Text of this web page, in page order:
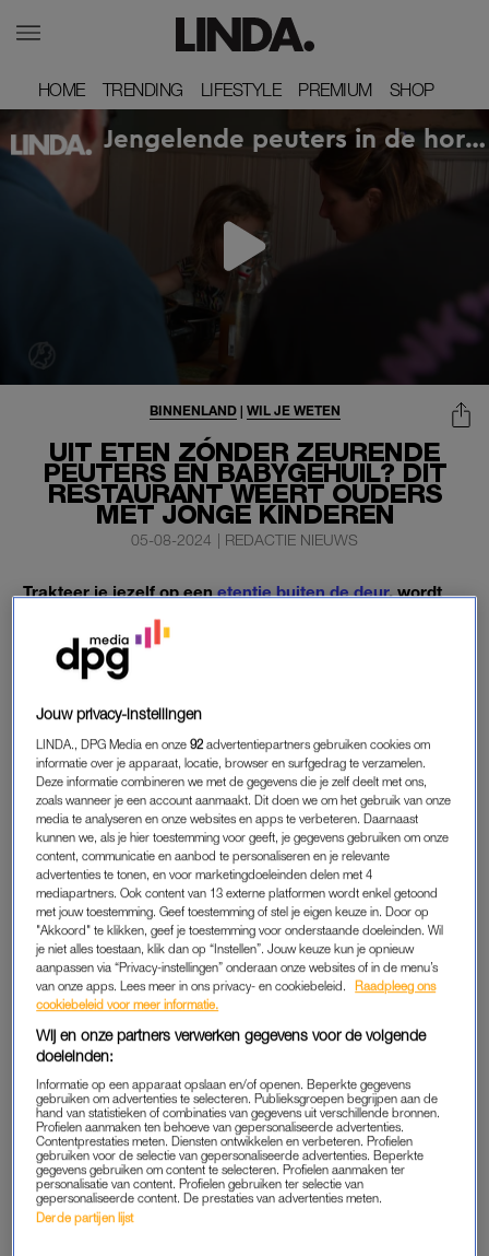
HOME
HOME TRENDING
TRENDING LIFESTYLE
LIFESTYLE PREMIUM
PREMIUM SHOP
SHOP
UIT ETEN ZÓNDER ZEURENDE
PEUTERS EN BABYGEHUIL? DIT
RESTAURANT WEERT OUDERS
MET JONGE KINDEREN
BINNENLAND| WIL JE WETEN
05-08-2024 | REDACTIE NIEUWS
Trakteer je jezelf op eenetentje buiten de deur, wordt
die rust bruut verstoord door de krijsende kinderen aan
de tafel naast je. Herkenbaar? In restaurant Mossels &
Meer in het Zeeuwse Oostkapelle is dat vanaf nu
Daar komen ouders met jonge kinderen na 17.30 uur het
restaurant niet meer in.
KINDEREN IN EEN RESTAURANT
Eigenaren Mariska en Jac Uytdewilligen namen de beslissing
vorig jaar toen ze merkten dat ouders hun (vaak vermoeide)
kinderen in een restaurant niet altijd onder controle kunnen
houden. Ze rennen vaak tussen de tafels door en dat zorgde
regelmatig voor problemen. “Je ziet: het is druk. Onze
medewerkers lopen heen en weer met dienbladen met glas,
met mosselpannen… Het was gewoon niet veilig”, legt
Mariska Uytdewilligen uit aan
“We merkten dat het niet altijd goed ging. Een ontwikkeling
van de laatste jaren”, vult haar man Jac aan. “Heel kleine
kindjes – dus echt de baby-, peuterleeftijd, tot een jaar of vier,
vijf – waren laat op de avond moe, werden jengelig. Zoals we
onderling tegen elkaar zeiden: ‘Die hadden eigenlijk al in bed
moeten liggen.'”
Jouw privacy-instellingen
LINDA., DPG Media en onze92 advertentiepartners gebruiken cookies om
informatie over je apparaat, locatie, browser en surfgedrag te verzamelen.
Deze informatie combineren we met de gegevens die je zelf deelt met ons,
zoals wanneer je een account aanmaakt. Dit doen we om het gebruik van onze
media te analyseren en onze websites en apps te verbeteren. Daarnaast
kunnen we, als je hier toestemming voor geeft, je gegevens gebruiken om onze
content, communicatie en aanbod te personaliseren en je relevante
advertenties te tonen, en voor marketingdoeleinden delen met 4
mediapartners. Ook content van 13 externe platformen wordt enkel getoond
met jouw toestemming. Geef toestemming of stel je eigen keuze in. Door op
"Akkoord" te klikken, geef je toestemming voor onderstaande doeleinden. Wil
je niet alles toestaan, klik dan op “Instellen”. Jouw keuze kun je opnieuw
aanpassen via “Privacy-instellingen” onderaan onze websites of in de menu’s
van onze apps. Lees meer in ons privacy- en cookiebeleid.
Raadpleeg ons
cookiebeleid voor meer informatie.
Wij en onze partners verwerken gegevens voor de volgende
doeleinden:
Informatie op een apparaat opslaan en/of openen. Beperkte gegevens
gebruiken om advertenties te selecteren. Publieksgroepen begrijpen aan de
hand van statistieken of combinaties van gegevens uit verschillende bronnen.
Profielen aanmaken ten behoeve van gepersonaliseerde advertenties.
Contentprestaties meten. Diensten ontwikkelen en verbeteren. Profielen
gebruiken voor de selectie van gepersonaliseerde advertenties. Beperkte
gegevens gebruiken om content te selecteren. Profielen aanmaken ter
personalisatie van content. Profielen gebruiken ter selectie van
gepersonaliseerde content. De prestaties van advertenties meten.
Derde partijen lijst